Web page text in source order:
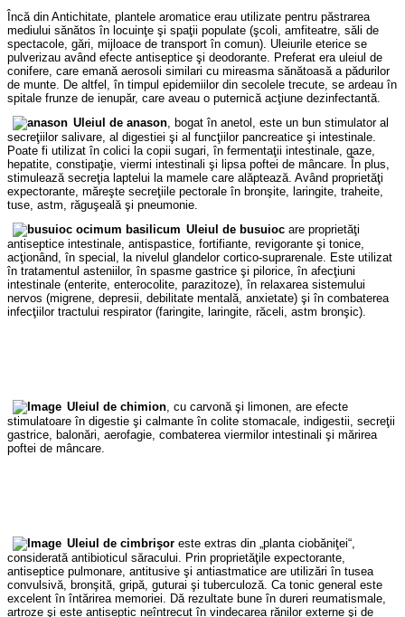
Încă din Antichitate, plantele aromatice erau utilizate pentru păstrarea
mediului sănătos în locuinţe şi spaţii populate (şcoli, amfiteatre, săli de
spectacole, gări, mijloace de transport în comun). Uleiurile eterice se
pulverizau având efecte antiseptice şi deodorante. Preferat era uleiul de
conifere, care emană aerosoli similari cu mireasma sănătoasă a pădurilor
de munte. De altfel, în timpul epidemiilor din secolele trecute, se ardeau în
spitale frunze de ienupăr, care aveau o puternică acţiune dezinfectantă.
Uleiul de anason, bogat în anetol, este un bun stimulator al
secreţiilor salivare, al digestiei şi al funcţiilor pancreatice şi intestinale.
Poate fi utilizat în colici la copii sugari, în fermentaţii intestinale, gaze,
hepatite, constipaţie, viermi intestinali şi lipsa poftei de mâncare. În plus,
stimulează secreţia laptelui la mamele care alăptează. Având proprietăţi
expectorante, măreşte secreţiile pectorale în bronşite, laringite, traheite,
tuse, astm, răguşeală şi pneumonie.
Uleiul de busuioc are proprietăţi
antiseptice intestinale, antispastice, fortifiante, revigorante şi tonice,
acţionând, în special, la nivelul glandelor cortico-suprarenale. Este utilizat
în tratamentul asteniilor, în spasme gastrice şi pilorice, în afecţiuni
intestinale (enterite, enterocolite, parazitoze), în relaxarea sistemului
nervos (migrene, depresii, debilitate mentală, anxietate) şi în combaterea
infecţiilor tractului respirator (faringite, laringite, răceli, astm bronşic).
Uleiul de chimion, cu carvonă şi limonen, are efecte
stimulatoare în digestie şi calmante în colite stomacale, indigestii, secreţii
gastrice, balonări, aerofagie, combaterea viermilor intestinali şi mărirea
poftei de mâncare.
Uleiul de cimbrişor este extras din „planta ciobăniţei“,
considerată antibioticul săracului. Prin proprietăţile expectorante,
antiseptice pulmonare, antitusive şi antiastmatice are utilizări în tusea
convulsivă, bronşită, gripă, guturai şi tuberculoză. Ca tonic general este
excelent în întărirea memoriei. Dă rezultate bune în dureri reumatismale,
artroze şi este antiseptic neîntrecut în vindecarea rănilor externe şi de